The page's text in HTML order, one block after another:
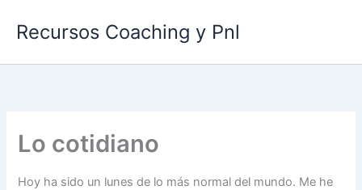
Recursos Coaching y Pnl
Lo cotidiano
Hoy ha sido un lunes de lo más normal del mundo. Me he